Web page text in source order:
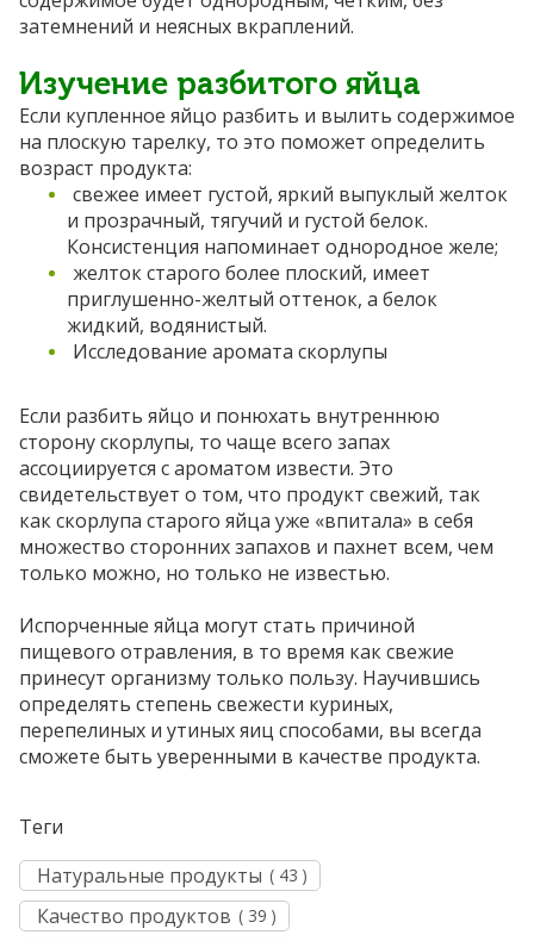
затемнений и неясных вкраплений.
Изучение разбитого яйца
Если купленное яйцо разбить и вылить содержимое
на плоскую тарелку, то это поможет определить
возраст продукта:
свежее имеет густой, яркий выпуклый желток
и прозрачный, тягучий и густой белок.
Консистенция напоминает однородное желе;
желток старого более плоский, имеет
приглушенно-желтый оттенок, а белок
жидкий, водянистый.
Исследование аромата скорлупы
Если разбить яйцо и понюхать внутреннюю
сторону скорлупы, то чаще всего запах
ассоциируется с ароматом извести. Это
свидетельствует о том, что продукт свежий, так
как скорлупа старого яйца уже «впитала» в себя
множество сторонних запахов и пахнет всем, чем
только можно, но только не известью.
Испорченные яйца могут стать причиной
пищевого отравления, в то время как свежие
принесут организму только пользу. Научившись
определять степень свежести куриных,
перепелиных и утиных яиц способами, вы всегда
сможете быть уверенными в качестве продукта.
Теги
Натуральные продукты ( 43 )
Качество продуктов ( 39 )